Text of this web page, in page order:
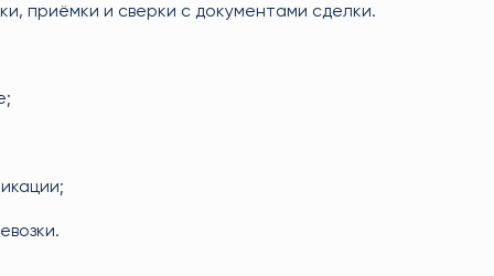
приёмки и сверки с документами сделки.